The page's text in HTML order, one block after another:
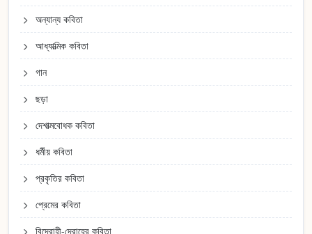
অন্যান্য কবিতা
আধ্যাত্মিক কবিতা
গান
ছড়া
দেশাত্মবোধক কবিতা
ধর্মীয় কবিতা
প্রকৃতির কবিতা
প্রেমের কবিতা
বিদ্রোহী-দ্রোহের কবিতা